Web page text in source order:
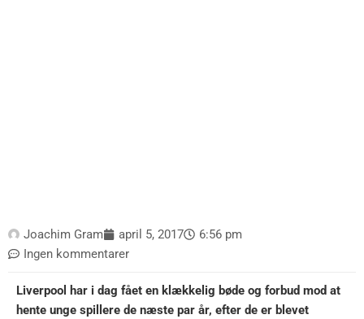
Joachim Gram april 5, 2017
6:56 pm
Ingen kommentarer
Liverpool har i dag fået en klækkelig bøde og forbud mod at
hente unge spillere de næste par år, efter de er blevet